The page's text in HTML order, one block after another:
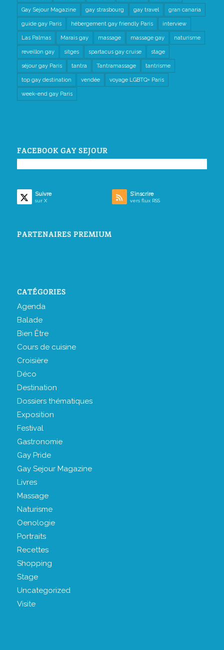
Gay Sejour Magazine gay strasbourg gay travel gran canaria
guide gay Paris hébergement gay friendly Paris interview
Las Palmas Marais gay massage massage gay naturisme
reveillon gay sitges spartacus gay cruise stage
séjour gay Paris tantra Tantramassage tantrisme
top gay destination vendée voyage LGBTQ+ Paris
week-end gay Paris
FACEBOOK GAY SEJOUR
Suivre
sur X
S’inscrire
vers flux RSS
PARTENAIRES PREMIUM
CATÉGORIES
Agenda
Balade
Bien Être
Cours de cuisine
Croisière
Déco
Destination
Dossiers thématiques
Exposition
Festival
Gastronomie
Gay Pride
Gay Sejour Magazine
Livres
Massage
Naturisme
Oenologie
Portraits
Recettes
Shopping
Stage
Uncategorized
Visite